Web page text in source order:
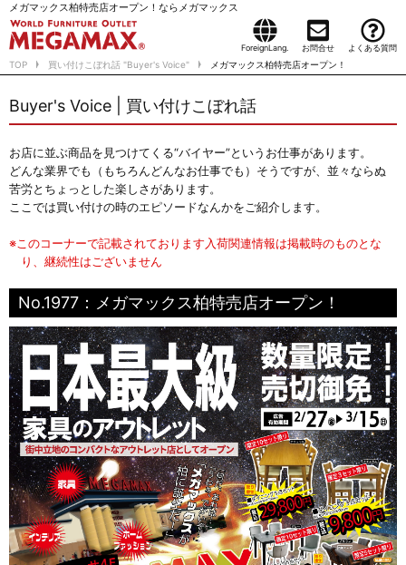
メガマックス柏特売店オープン！ならメガマックス
ForeignLang. お問合せ よくある質問
TOP 買い付けこぼれ話 "Buyer's Voice" メガマックス柏特売店オープン！
Buyer's Voice | 買い付けこぼれ話
お店に並ぶ商品を見つけてくる“バイヤー”というお仕事があります。
どんな業界でも（もちろんどんなお仕事でも）そうですが、並々ならぬ
苦労とちょっとした楽しさがあります。
ここでは買い付けの時のエピソードなんかをご紹介します。
※このコーナーで記載されております入荷関連情報は掲載時のものとな
り、継続性はございません
No.1977：メガマックス柏特売店オープン！